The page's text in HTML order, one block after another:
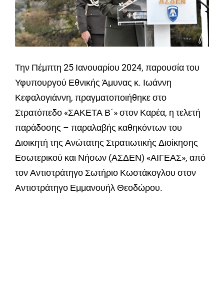
Την Πέμπτη 25 Ιανουαρίου 2024, παρουσία του
Υφυπουργού Εθνικής Άμυνας κ. Ιωάννη
Κεφαλογιάννη, πραγματοποιήθηκε στο
Στρατόπεδο «ΣΑΚΕΤΑ Β΄» στον Καρέα, η τελετή
παράδοσης – παραλαβής καθηκόντων του
Διοικητή της Ανώτατης Στρατιωτικής Διοίκησης
Εσωτερικού και Νήσων (ΑΣΔΕΝ) «ΑΙΓΕΑΣ», από
τον Αντιστράτηγο Σωτήριο Κωστάκογλου στον
Αντιστράτηγο Εμμανουήλ Θεοδώρου.